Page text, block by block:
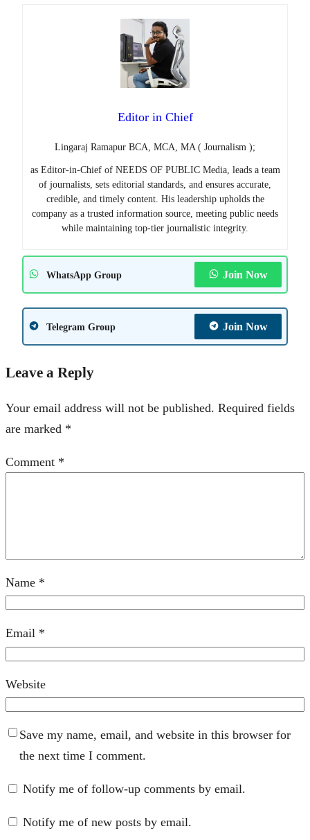
Editor in Chief
Lingaraj Ramapur BCA, MCA, MA ( Journalism );
as Editor-in-Chief of NEEDS OF PUBLIC Media, leads a team
of journalists, sets editorial standards, and ensures accurate,
credible, and timely content. His leadership upholds the
company as a trusted information source, meeting public needs
while maintaining top-tier journalistic integrity.
WhatsApp Group Join Now
Telegram Group Join Now
Leave a Reply
Your email address will not be published. Required fields
are marked *
Comment *
Name *
Email *
Website
Save my name, email, and website in this browser for
the next time I comment.
Notify me of follow-up comments by email.
Notify me of new posts by email.